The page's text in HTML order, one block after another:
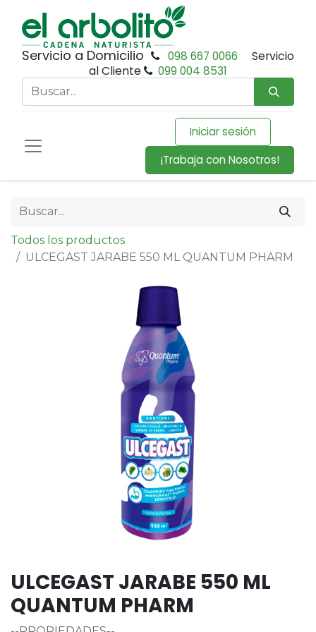
Servicio a Domicilio 098 667 0066
Servicio
al Cliente
099 004 8531
Iniciar sesión
¡Trabaja con Nosotros!
Todos los productos
ULCEGAST JARABE 550 ML QUANTUM PHARM
ULCEGAST JARABE 550 ML
QUANTUM PHARM